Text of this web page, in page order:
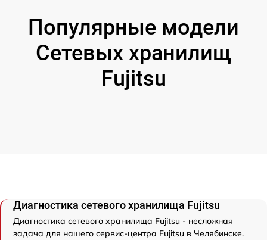
Популярные модели
Сетевых хранилищ
Fujitsu
Диагностика сетевого хранилища Fujitsu
Диагностика сетевого хранилища Fujitsu - несложная
задача для нашего сервис-центра Fujitsu в Челябинске.